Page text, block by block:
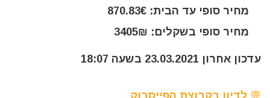
מחיר סופי עד הבית: 870.83€
מחיר סופי בשקלים: 3405₪
עדכון אחרון 23.03.2021 בשעה 18:07
💬 לדיון בקבוצת הפייסבוק